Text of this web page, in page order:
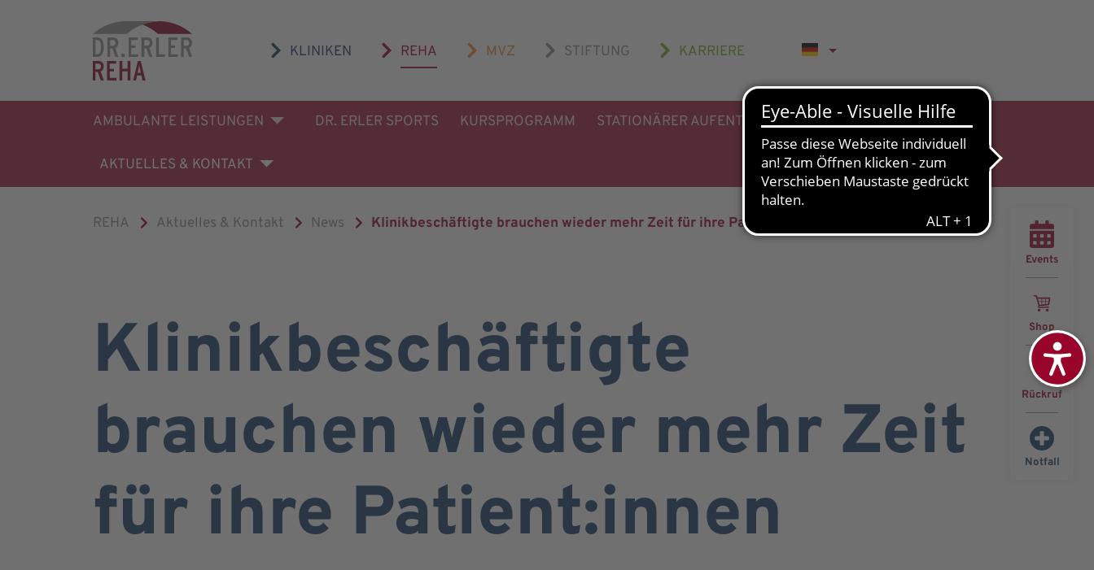
KLINIKEN REHA MVZ STIFTUNG KARRIERE
AMBULANTE LEISTUNGEN DR. ERLER SPORTS KURSPROGRAMM STATIONÄRER AUFENTHALT
AKTUELLES & KONTAKT
Events
Shop
Rückruf
Notfall
REHA Aktuelles & Kontakt News Klinikbeschäftigte brauchen wieder mehr Zeit für ihre Patient:innen
Klinikbeschäftigte
brauchen wieder mehr Zeit
für ihre Patient:innen